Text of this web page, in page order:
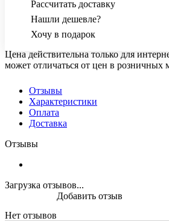
Рассчитать доставку
Нашли дешевле?
Хочу в подарок
Цена действительна только для
может отличаться от цен в розничных
Отзывы
Характеристики
Оплата
Доставка
Отзывы
Загрузка отзывов...
Нет отзывов
Добавить отзыв